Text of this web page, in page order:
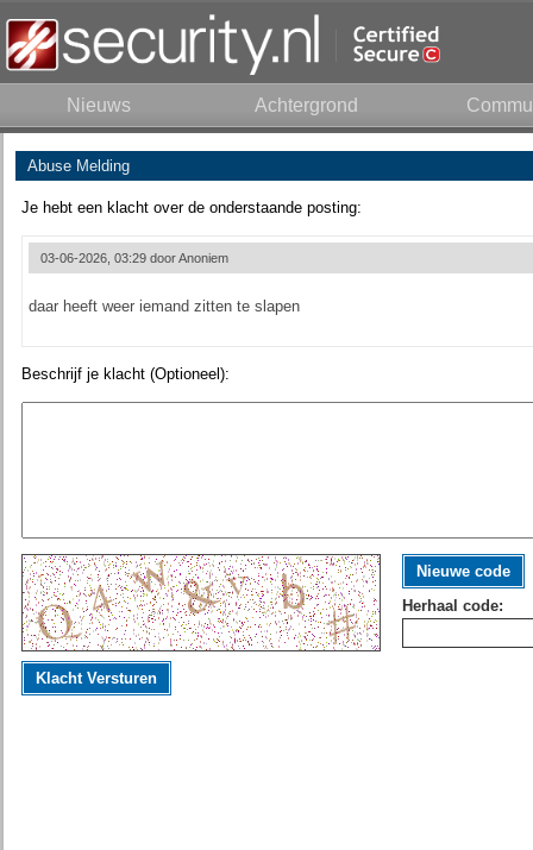
Nieuws Achtergrond
Abuse Melding
Je hebt een klacht over de onderstaande posting:
03-06-2026, 03:29 doorAnoniem
daar heeft weer iemand zitten te slapen
Beschrijf je klacht (Optioneel):
Nieuwe code
Herhaal code:
Klacht Versturen